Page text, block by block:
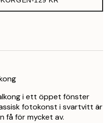
i ett öppet fönster
fotokonst i svartvitt är
få för mycket av.